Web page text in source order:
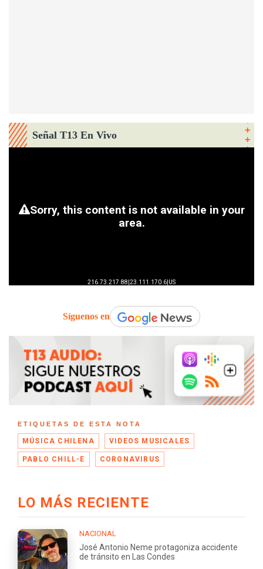
Señal T13 En Vivo
Síguenos en
ETIQUETAS DE ESTA NOTA
MÚSICA CHILENA VIDEOS MUSICALES
PABLO CHILL-E CORONAVIRUS
LO MÁS RECIENTE
NACIONAL
José Antonio Neme protagoniza accidente
de tránsito en Las Condes